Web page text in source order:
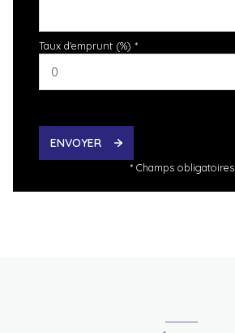
Taux d'emprunt (%) *
ENVOYER
* Champs obligatoires